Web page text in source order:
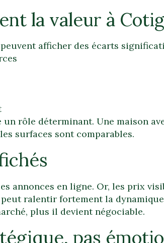
la valeur à
afficher des écarts
un rôle déterminant. Une maison
surfaces sont comparables.
annonces en ligne. Or, les prix
ralentir fortement la
plus il devient négociable.
pas